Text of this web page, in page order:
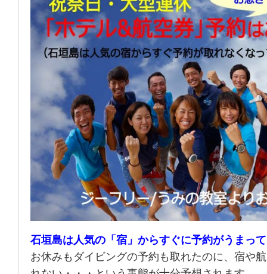
石垣島は人気の「宿」からすぐに予約がうまっ
お休みもダイビングの予約も取れたのに、宿や